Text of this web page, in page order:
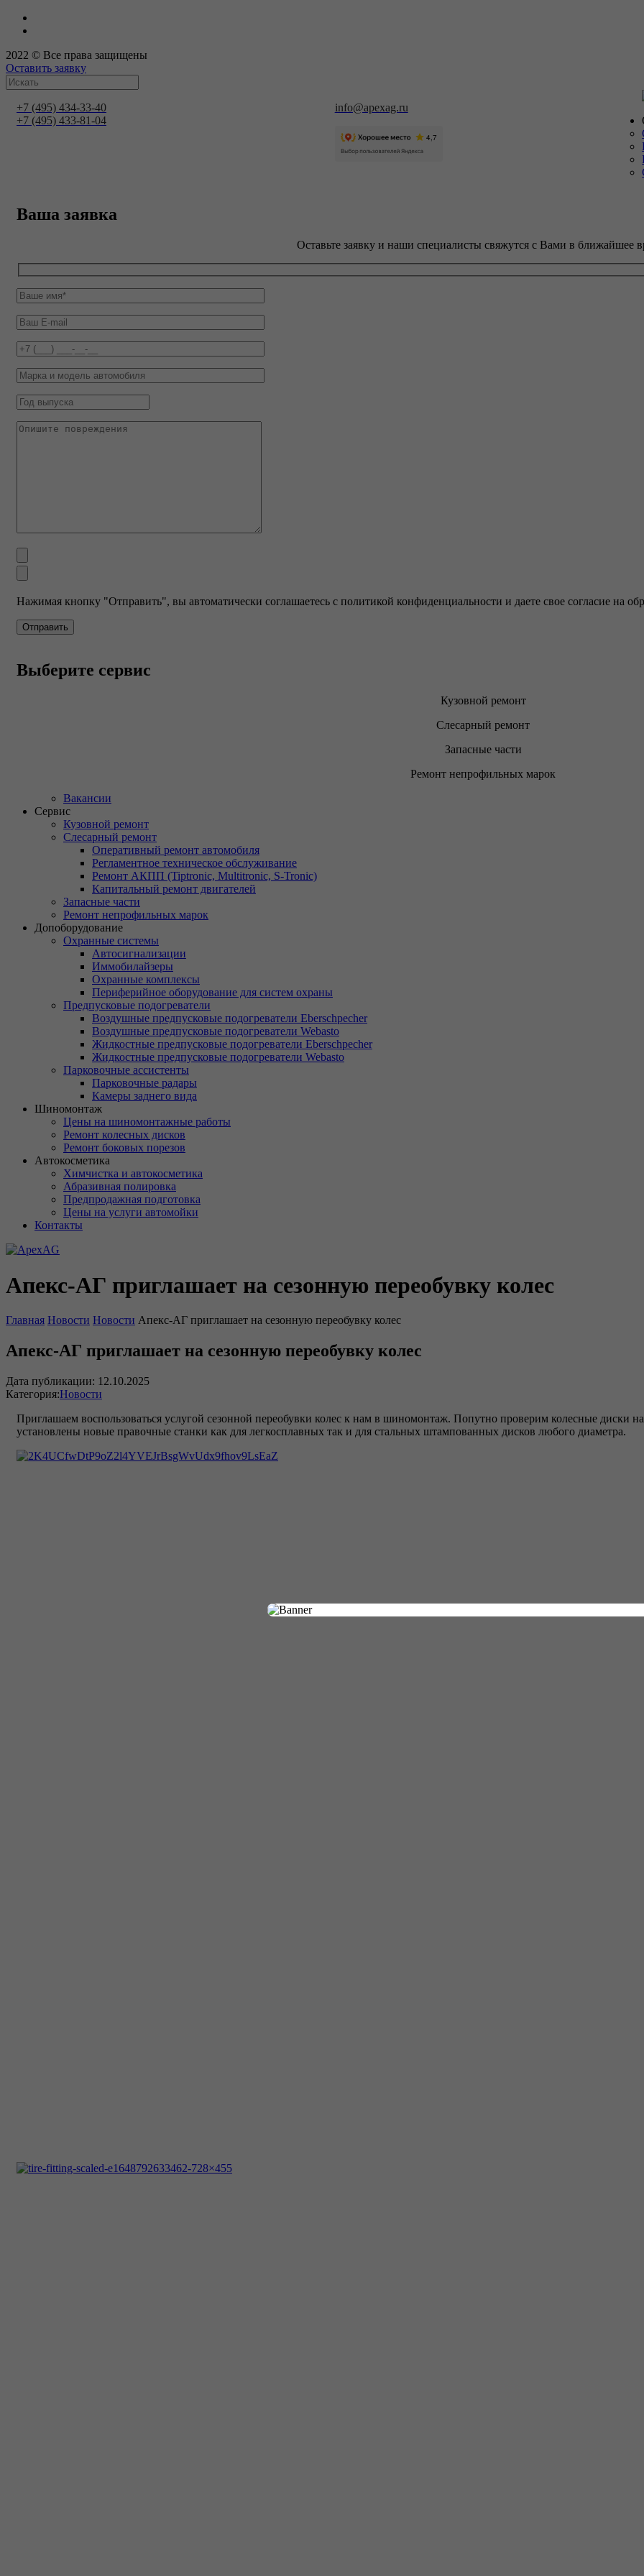
2022 © Все права защищены
Оставить заявку
+7 (495) 434-33-40
+7 (495) 433-81-04
info@apexag.ru
Ваша заявка
Оставьте заявку и наши специалисты свяжутся с Вами в ближайшее
Нажимая кнопку "Отправить", вы автоматически соглашаетесь с политикой конфиденциальности и даете свое согласие на
Выберите сервис
Кузовной ремонт
Слесарный ремонт
Запасные части
Ремонт непрофильных марок
Вакансии
Сервис
Кузовной ремонт
Слесарный ремонт
Оперативный ремонт автомобиля
Регламентное техническое обслуживание
Ремонт АКПП (Tiptronic, Multitronic, S-Tronic)
Капитальный ремонт двигателей
Запасные части
Ремонт непрофильных марок
Допоборудование
Охранные системы
Автосигнализации
Иммобилайзеры
Охранные комплексы
Периферийное оборудование для систем охраны
Предпусковые подогреватели
Воздушные предпусковые подогреватели Eberschpecher
Воздушные предпусковые подогреватели Webasto
Жидкостные предпусковые подогреватели Eberschpecher
Жидкостные предпусковые подогреватели Webasto
Парковочные ассистенты
Парковочные радары
Камеры заднего вида
Шиномонтаж
Цены на шиномонтажные работы
Ремонт колесных дисков
Ремонт боковых порезов
Автокосметика
Химчистка и автокосметика
Абразивная полировка
Предпродажная подготовка
Цены на услуги автомойки
Контакты
Апекс-АГ приглашает на сезонную переобувку колес
Главная Новости Новости Апекс-АГ приглашает на сезонную переобувку колес
Апекс-АГ приглашает на сезонную переобувку колес
Дата публикации: 12.10.2025
Категория:Новости
Приглашаем воспользоваться услугой сезонной переобувки колес к нам в шиномонтаж. Попутно проверим колесные диски
установлены новые правочные станки как для легкосплавных так и для стальных штампованных дисков любого диаметра.